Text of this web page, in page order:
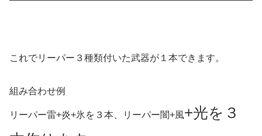
これでリーパー３種類付いた武器が１本できます。
組み合わせ例
リーパー雷+炎+氷を３本、リーパー闇+風+光を３